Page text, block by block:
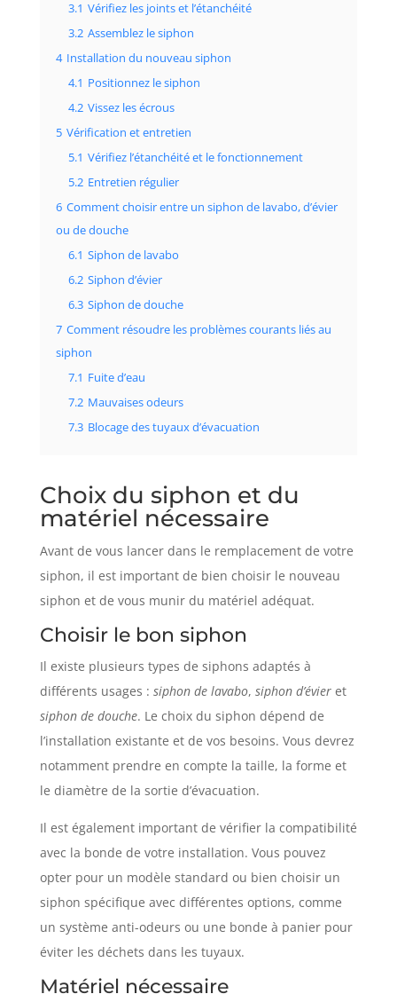
3.1 Vérifiez les joints et l’étanchéité
3.2 Assemblez le siphon
4 Installation du nouveau siphon
4.1 Positionnez le siphon
4.2 Vissez les écrous
5 Vérification et entretien
5.1 Vérifiez l’étanchéité et le fonctionnement
5.2 Entretien régulier
6 Comment choisir entre un siphon de lavabo, d’évier
ou de douche
6.1 Siphon de lavabo
6.2 Siphon d’évier
6.3 Siphon de douche
7 Comment résoudre les problèmes courants liés au
siphon
7.1 Fuite d’eau
7.2 Mauvaises odeurs
7.3 Blocage des tuyaux d’évacuation
Choix du siphon et du
matériel nécessaire
Avant de vous lancer dans le remplacement de votre
siphon, il est important de bien choisir le nouveau
siphon et de vous munir du matériel adéquat.
Choisir le bon siphon
Il existe plusieurs types de siphons adaptés à
différents usages : siphon de lavabo, siphon d’évieret
siphon de douche. Le choix du siphon dépend de
l’installation existante et de vos besoins. Vous devrez
notamment prendre en compte la taille, la forme et
le diamètre de la sortie d’évacuation.
Il est également important de vérifier la compatibilité
avec la bonde de votre installation. Vous pouvez
opter pour un modèle standard ou bien choisir un
siphon spécifique avec différentes options, comme
un système anti-odeurs ou une bonde à panier pour
éviter les déchets dans les tuyaux.
Matériel nécessaire